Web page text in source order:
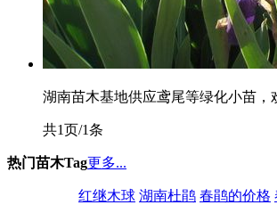
湖南苗木基地供应鸢尾等绿化小苗，
共1页/1条
热门苗木Tag更多...
红继木球 湖南杜鹃 春鹃的价格